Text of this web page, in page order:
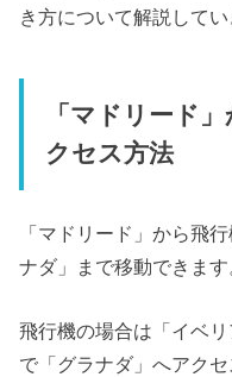
き方について解説してい
「マドリード
クセス方法
「マドリード」から飛
ナダ」まで移動できます
飛行機の場合は「イベ
で「グラナダ」へアクセ